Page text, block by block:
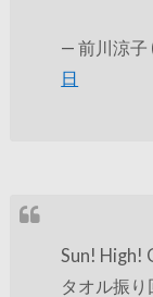
— 前川涼子
日
Sun! High!
タオル振り